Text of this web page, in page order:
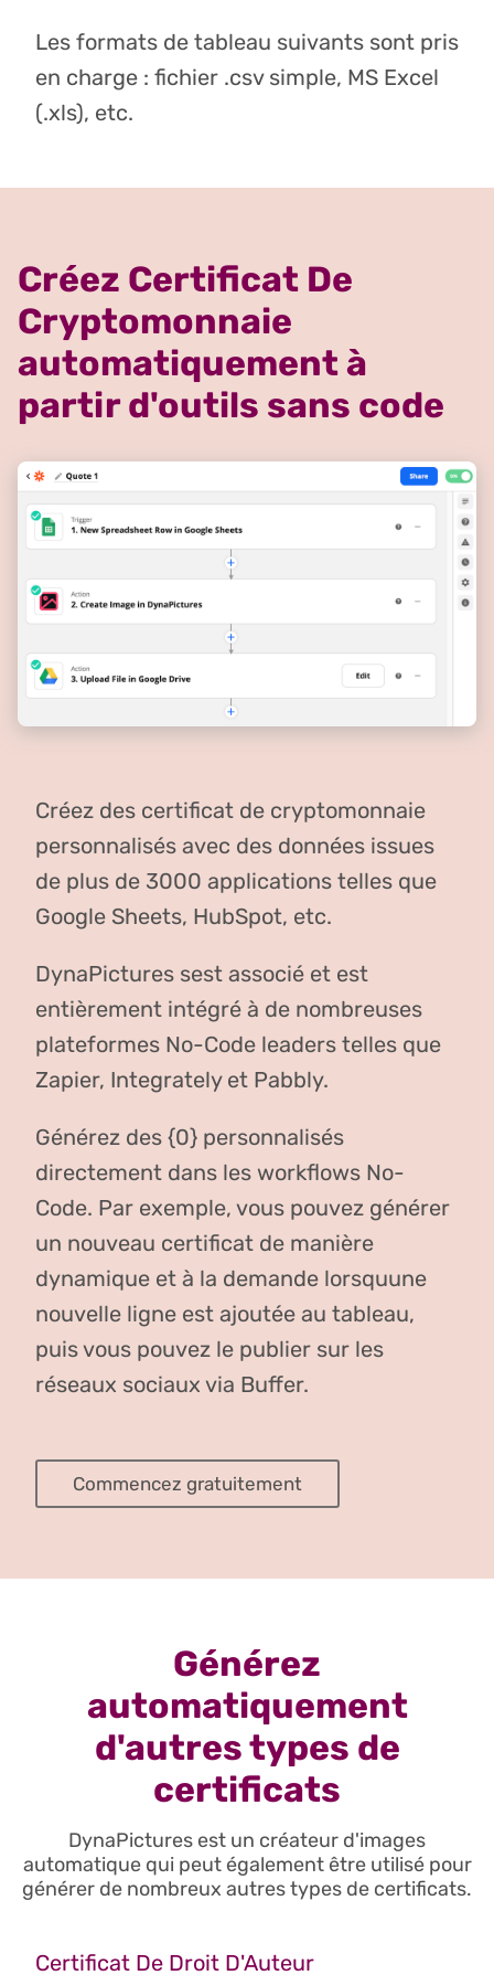
Les formats de tableau suivants sont pris
en charge : fichier .csv simple, MS Excel
(.xls), etc.
Créez Certificat De
Cryptomonnaie
automatiquement à
partir d'outils sans code
Créez des certificat de cryptomonnaie
personnalisés avec des données issues
de plus de 3000 applications telles que
Google Sheets, HubSpot, etc.
DynaPictures sest associé et est
entièrement intégré à de nombreuses
plateformes No-Code leaders telles que
Zapier, Integrately et Pabbly.
Générez des {0} personnalisés
directement dans les workflows No-
Code. Par exemple, vous pouvez générer
un nouveau certificat de manière
dynamique et à la demande lorsquune
nouvelle ligne est ajoutée au tableau,
puis vous pouvez le publier sur les
réseaux sociaux via Buffer.
Commencez gratuitement
Générez
automatiquement
d'autres types de
certificats
DynaPictures est un créateur d'images
automatique qui peut également être utilisé pour
générer de nombreux autres types de certificats.
Certificat De Droit D'Auteur